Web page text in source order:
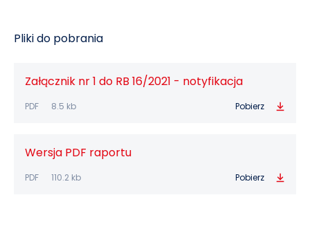
Pliki do pobrania
Załącznik nr 1 do RB 16/2021 - notyfikacja
PDF 8.5 kb Pobierz
Wersja PDF raportu
PDF 110.2 kb Pobierz